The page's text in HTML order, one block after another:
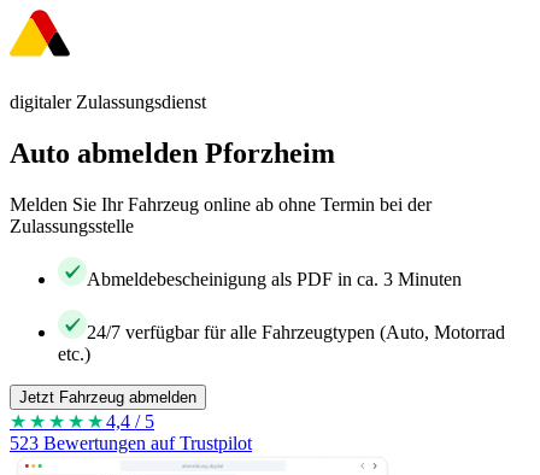
digitaler Zulassungsdienst
Auto abmelden Pforzheim
Melden Sie Ihr Fahrzeug online ab ohne Termin bei der
Zulassungsstelle
Abmeldebescheinigung als PDF in ca. 3 Minuten
24/7 verfügbar für alle Fahrzeugtypen (Auto, Motorrad
etc.)
Jetzt Fahrzeug abmelden
★★★★ ★4,4 / 5
523 Bewertungen auf Trustpilot